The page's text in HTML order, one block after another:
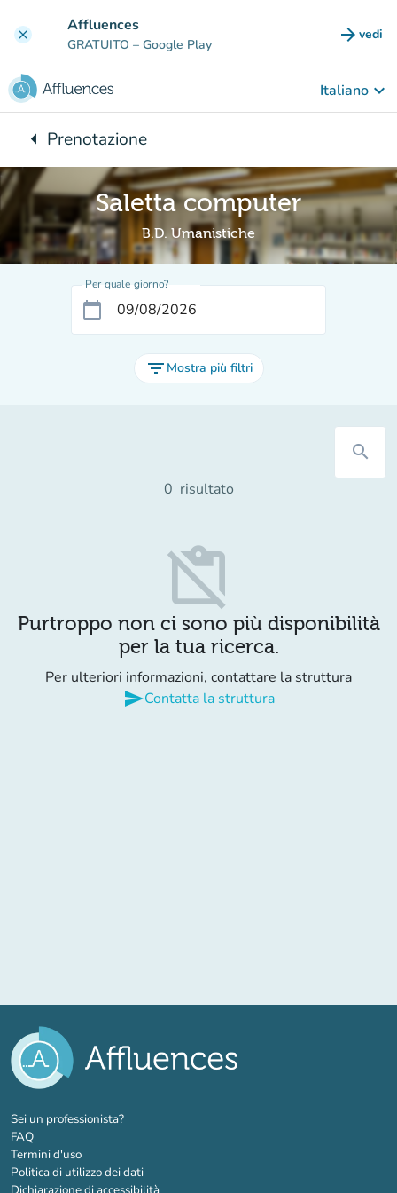
clear Affluences
GRATUITO – Google Play arrow_forward vedi
Italiano keyboard_arrow_down
arrow_leftTorna a:
Prenotazione
Saletta computer
B.D. Umanistiche
Per quale giorno?
calendar_today
filter_list Mostra più filtri
search
0 risultato
content_paste_off
Purtroppo non ci sono più disponibilità
per la tua ricerca.
Per ulteriori informazioni, contattare la struttura
sendContatta la struttura
Sei un professionista?(nuova scheda)
FAQ
Termini d'uso
Politica di utilizzo dei dati